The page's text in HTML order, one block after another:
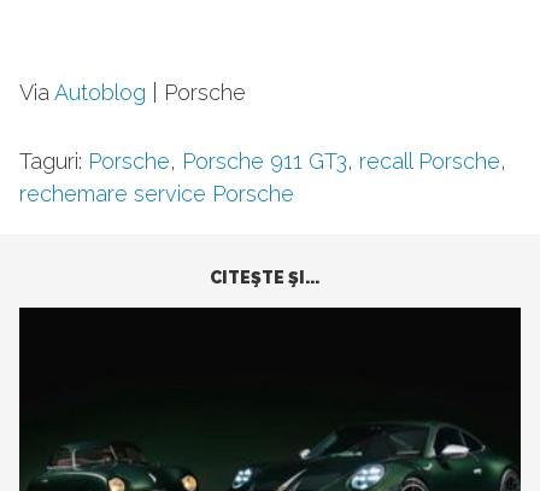
ViaAutoblog | Porsche
Taguri: Porsche, Porsche 911 GT3, recall Porsche,
rechemare service Porsche
CITEŞTE ŞI...